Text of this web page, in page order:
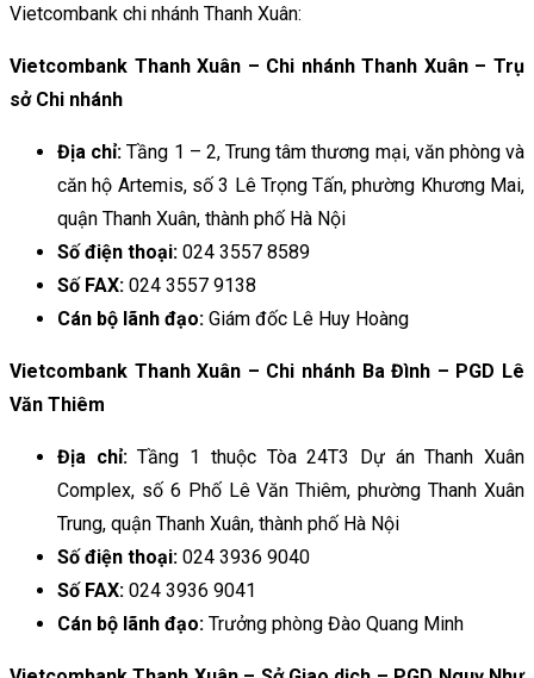
Vietcombank chi nhánh Thanh Xuân:
Vietcombank Thanh Xuân – Chi nhánh Thanh Xuân – Trụ
sở Chi nhánh
Địa chỉ:Tầng 1 – 2, Trung tâm thương mại, văn phòng và
căn hộ Artemis, số 3 Lê Trọng Tấn, phường Khương Mai,
quận Thanh Xuân, thành phố Hà Nội
Số điện thoại: 024 3557 8589
Số FAX: 024 3557 9138
Cán bộ lãnh đạo: Giám đốc Lê Huy Hoàng
Vietcombank Thanh Xuân – Chi nhánh Ba Đình – PGD Lê
Văn Thiêm
Địa chỉ:Tầng 1 thuộc Tòa 24T3 Dự án Thanh Xuân
Complex, số 6 Phố Lê Văn Thiêm, phường Thanh Xuân
Trung, quận Thanh Xuân, thành phố Hà Nội
Số điện thoại: 024 3936 9040
Số FAX: 024 3936 9041
Cán bộ lãnh đạo: Trưởng phòng Đào Quang Minh